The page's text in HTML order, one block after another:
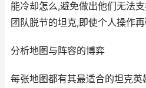
能冷却怎么,避免做出他们无法
团队脱节的坦克,即使个人操作再
分析地图与阵容的博弈
每张地图都有其最适合的坦克